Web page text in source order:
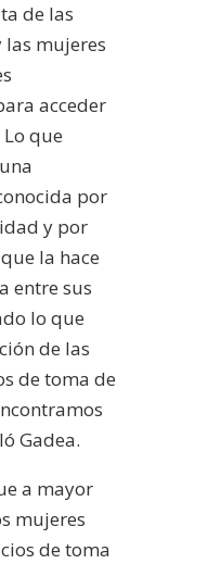
de las
las mujeres
acceder
que
por
y por
la hace
entre sus
lo que
de las
de toma de
Gadea.
a mayor
mujeres
de toma